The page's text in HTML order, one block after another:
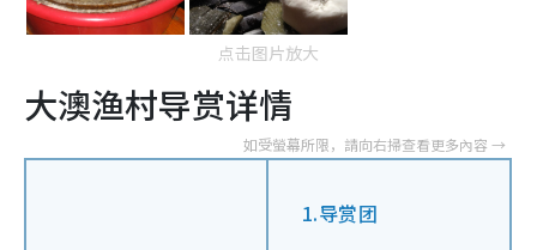
点击图片放大
大澳渔村导赏详情
1.导赏团